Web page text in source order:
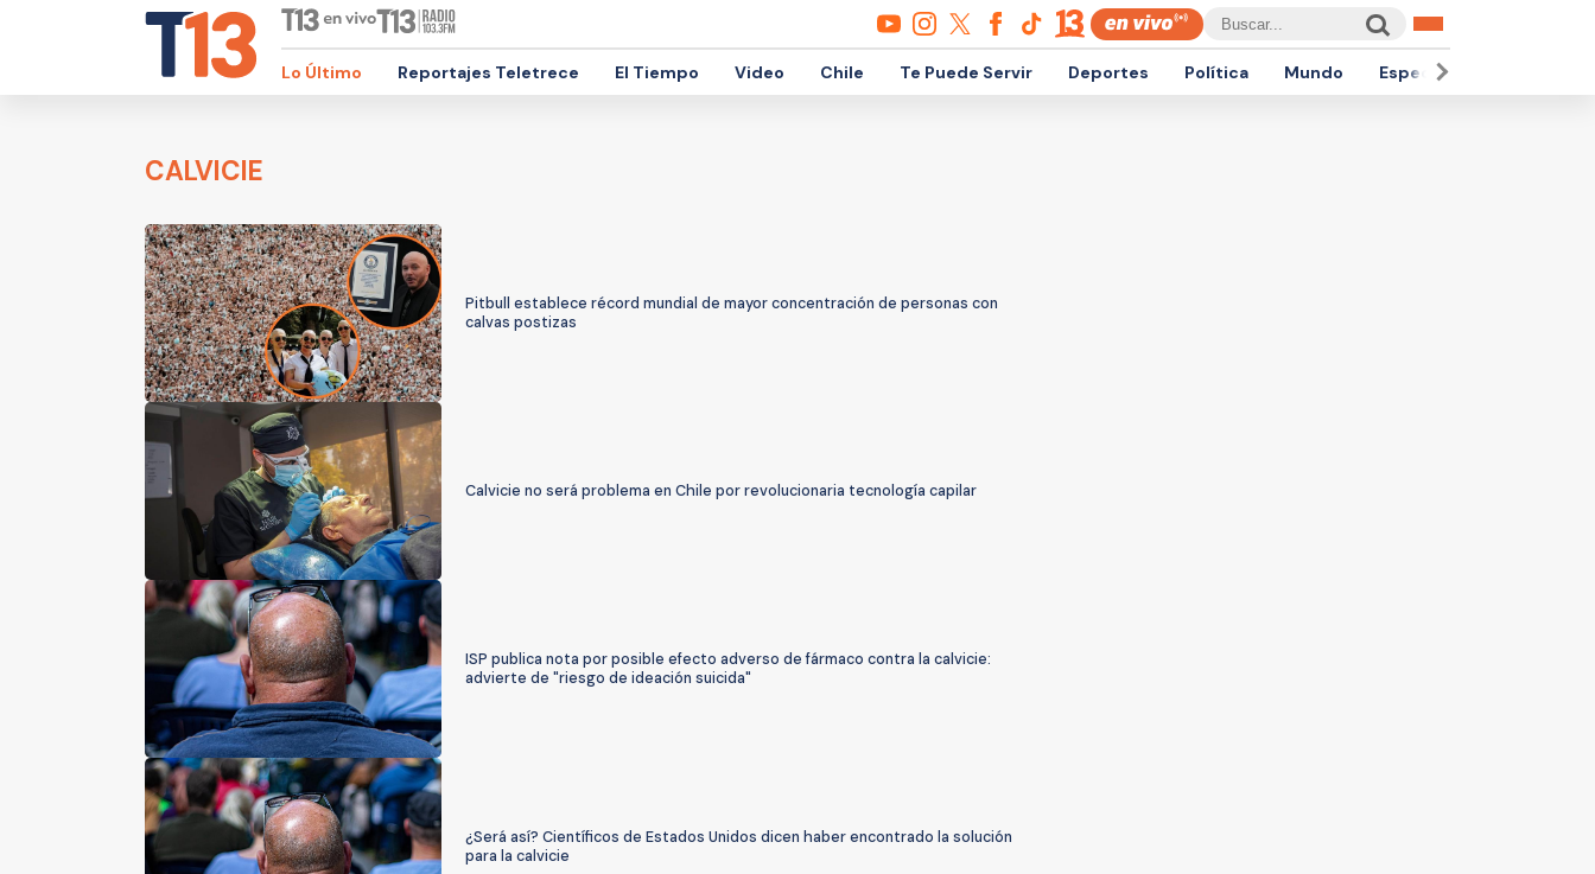
Lo Último Reportajes Teletrece El Tiempo Video Chile Te Puede Servir Deportes Política Mundo Espectáculos
CALVICIE
Pitbull establece récord mundial de mayor concentración de personas con
calvas postizas
Calvicie no será problema en Chile por revolucionaria tecnología capilar
ISP publica nota por posible efecto adverso de fármaco contra la calvicie:
advierte de "riesgo de ideación suicida"
¿Será así? Científicos de Estados Unidos dicen haber encontrado la solución
para la calvicie